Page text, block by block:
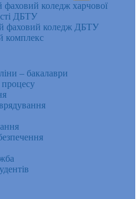
фаховий коледж харчової
ДБТУ
фаховий коледж ДБТУ
комплекс
– бакалаври
процесу